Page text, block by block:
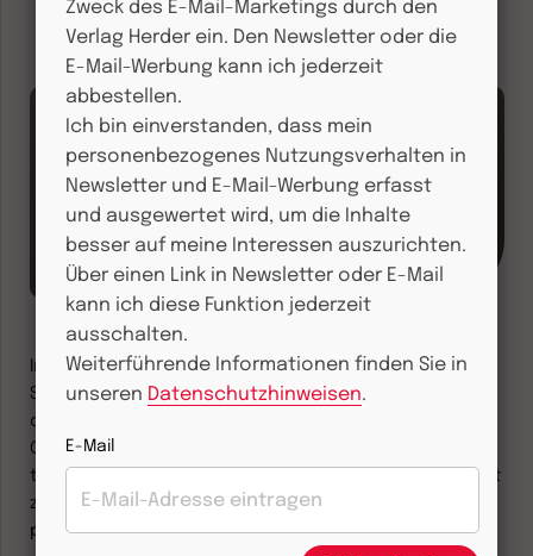
Herder.de
Gotteserkenntnis
In der Glaubenswelt der Bibel sprechen die
Schönheiten der Schöpfung und die Erfahrungen mit
dem lebendigen Gott (in behütender Führung und im
Gericht) so deutlich von seiner Existenz, dass sich die
theoretische Frage nach der Erkennbarkeit Gottes erst
zögernd, vielleicht von hellenistischer Skepsis
provoziert, einstellt.
Zweck des E-Mail-Marketings durch den
Verlag Herder ein. Den Newsletter oder die
E-Mail-Werbung kann ich jederzeit
abbestellen.
Ich bin einverstanden, dass mein
personenbezogenes Nutzungsverhalten in
Newsletter und E-Mail-Werbung erfasst
und ausgewertet wird, um die Inhalte
besser auf meine Interessen auszurichten.
Über einen Link in Newsletter oder E-Mail
kann ich diese Funktion jederzeit
ausschalten.
Weiterführende Informationen finden Sie in
unseren Datenschutzhinweisen.
E-Mail